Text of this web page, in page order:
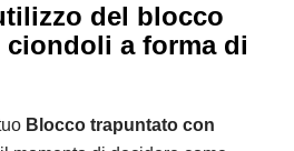
del blocco
a forma di
Blocco trapuntato con